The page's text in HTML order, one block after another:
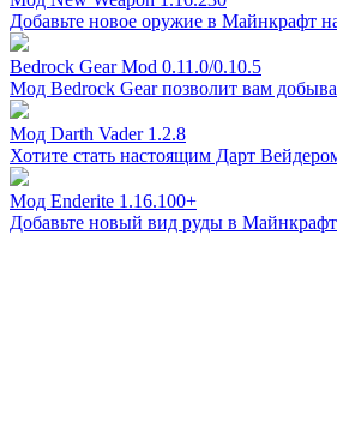
Добавьте новое оружие в Майнкрафт
Bedrock Gear Mod 0.11.0/0.10.5
Мод Bedrock Gear позволит вам
Мод Darth Vader 1.2.8
Хотите стать настоящим Дарт
Мод Enderite 1.16.100+
Добавьте новый вид руды в